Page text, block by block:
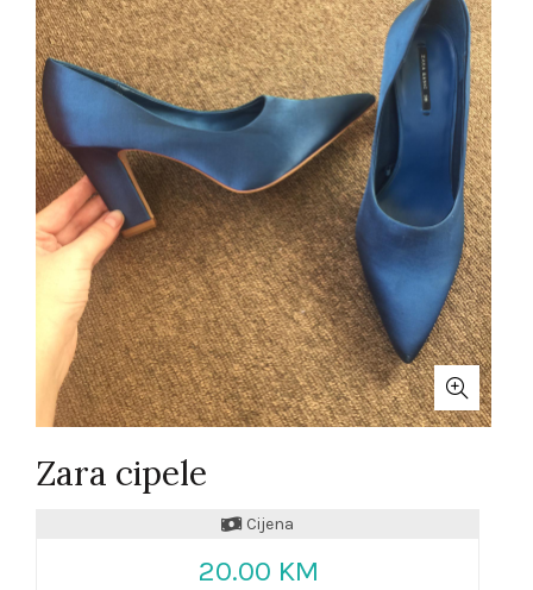
Zara cipele
Cijena
20.00 KM